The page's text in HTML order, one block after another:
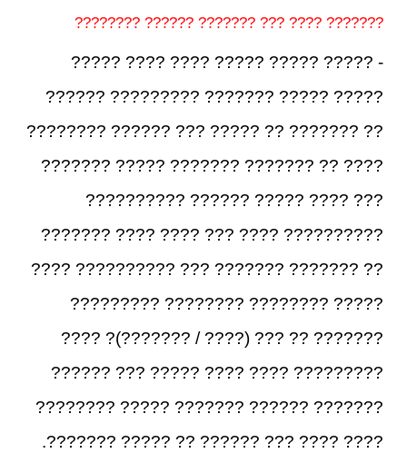
??????? ???? ??? ??????? ?????? ????????
- ????? ????? ????? ???? ???? ?????
????? ????? ??????? ????????? ??????
?? ??????? ?? ????? ??? ?????? ????????
???? ?? ??????? ??????? ????? ???????
??? ???? ????? ?????? ??????????
?????????? ???? ??? ???? ???? ???????
?? ??????? ??????? ??? ?????????? ????
????? ???????? ???????? ?????????
??????? ?? ??? (???? / ???????)? ????
????????? ???? ???? ????? ??? ??????
??????? ?????? ??????? ????? ????????
???? ???? ??? ?????? ?? ????? ???????.